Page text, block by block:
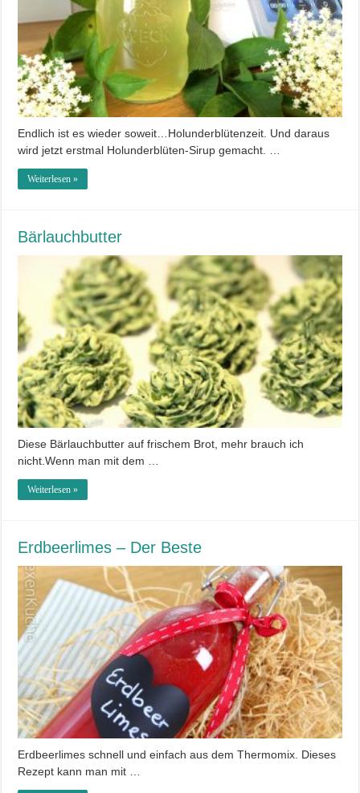
Endlich ist es wieder soweit…Holunderblütenzeit. Und daraus
wird jetzt erstmal Holunderblüten-Sirup gemacht. …
Weiterlesen »
Bärlauchbutter
Diese Bärlauchbutter auf frischem Brot, mehr brauch ich
nicht.Wenn man mit dem …
Weiterlesen »
Erdbeerlimes – Der Beste
Erdbeerlimes schnell und einfach aus dem Thermomix. Dieses
Rezept kann man mit …